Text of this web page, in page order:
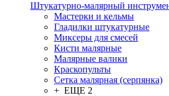
Штукатурно-малярный
Мастерки и кельмы
Гладилки штукатурные
Миксеры для смесей
Кисти малярные
Малярные валики
Краскопульты
Сетка малярная (серпянка)
+ ЕЩЕ 2